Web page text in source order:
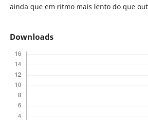
ainda que em ritmo mais lento do que
Downloads